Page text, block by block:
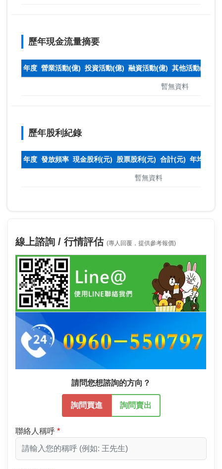
歷年現金流量摘要
年度 營業活動(億) 投資活動(億) 融資活動(億) 其他活動(億)
暫無資料
歷年股利紀錄
年度 發放頻率 現金股利(元) 股票股利(元) 合計(元) 年均收盤
暫無資料
線上諮詢 / 行情評估 (專人回覆，提供參考報價)
請問您想諮詢的方向？
詢問買進 詢問賣出
聯絡人稱呼